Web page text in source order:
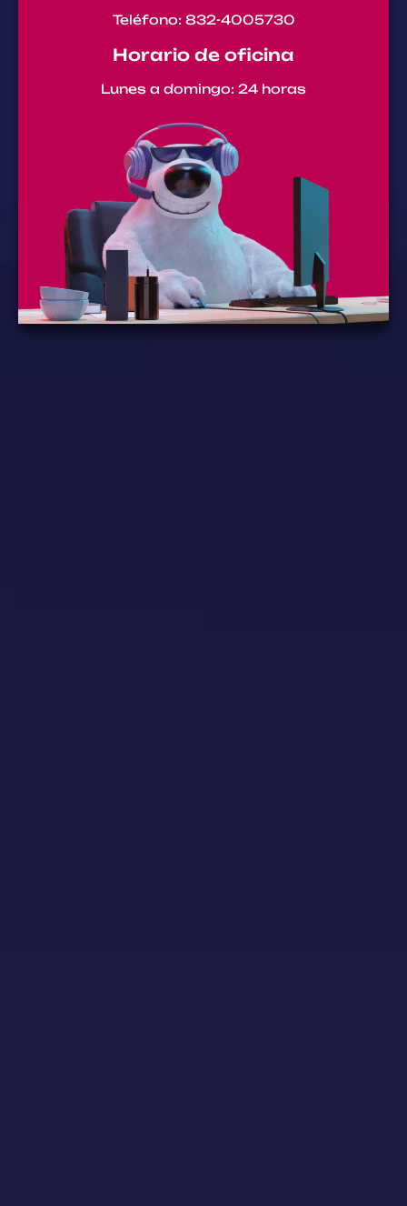
Teléfono: 832-4005730
Horario de oficina
Lunes a domingo: 24 horas